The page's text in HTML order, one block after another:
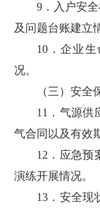
9．入户安
及问题台账建立
10．企业
况。
（三）安全
11．气源供
气合同以及有效
12．应急预
演练开展情况。
13．安全现